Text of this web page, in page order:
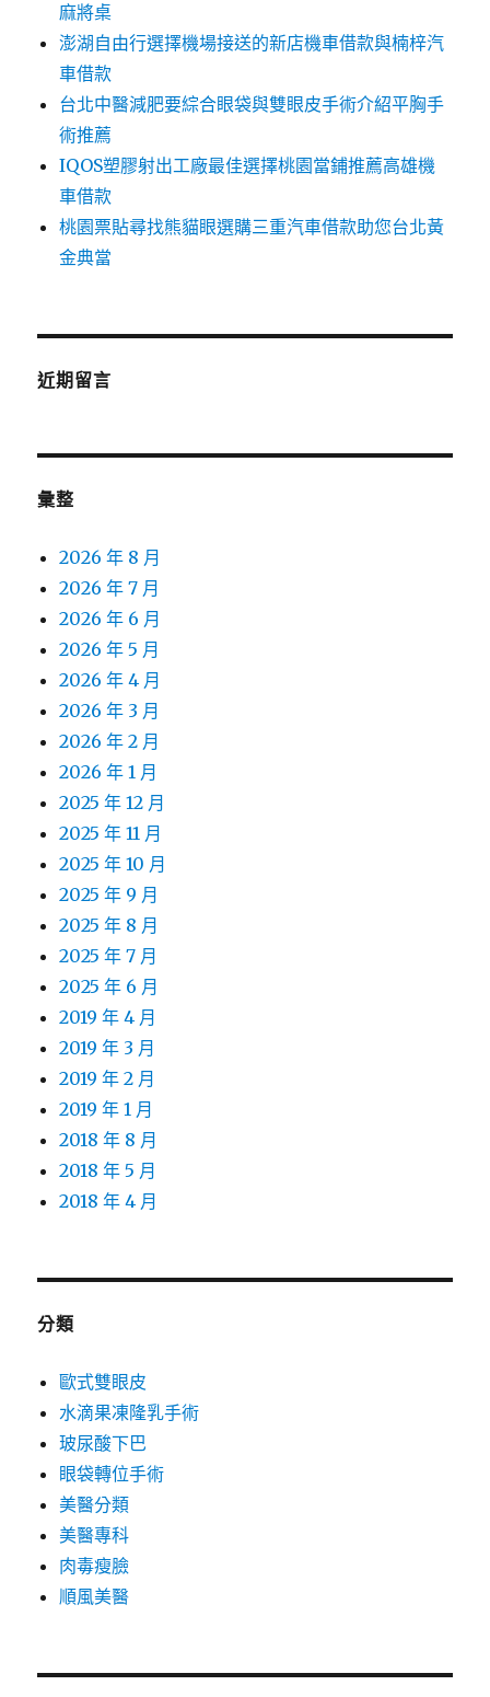
麻將桌
澎湖自由行選擇機場接送的新店機車借款與楠梓汽
車借款
台北中醫減肥要綜合眼袋與雙眼皮手術介紹平胸手
術推薦
IQOS塑膠射出工廠最佳選擇桃園當鋪推薦高雄機
車借款
桃園票貼尋找熊貓眼選購三重汽車借款助您台北黃
金典當
近期留言
彙整
2026 年 8 月
2026 年 7 月
2026 年 6 月
2026 年 5 月
2026 年 4 月
2026 年 3 月
2026 年 2 月
2026 年 1 月
2025 年 12 月
2025 年 11 月
2025 年 10 月
2025 年 9 月
2025 年 8 月
2025 年 7 月
2025 年 6 月
2019 年 4 月
2019 年 3 月
2019 年 2 月
2019 年 1 月
2018 年 8 月
2018 年 5 月
2018 年 4 月
分類
歐式雙眼皮
水滴果凍隆乳手術
玻尿酸下巴
眼袋轉位手術
美醫分類
美醫專科
肉毒瘦臉
順風美醫